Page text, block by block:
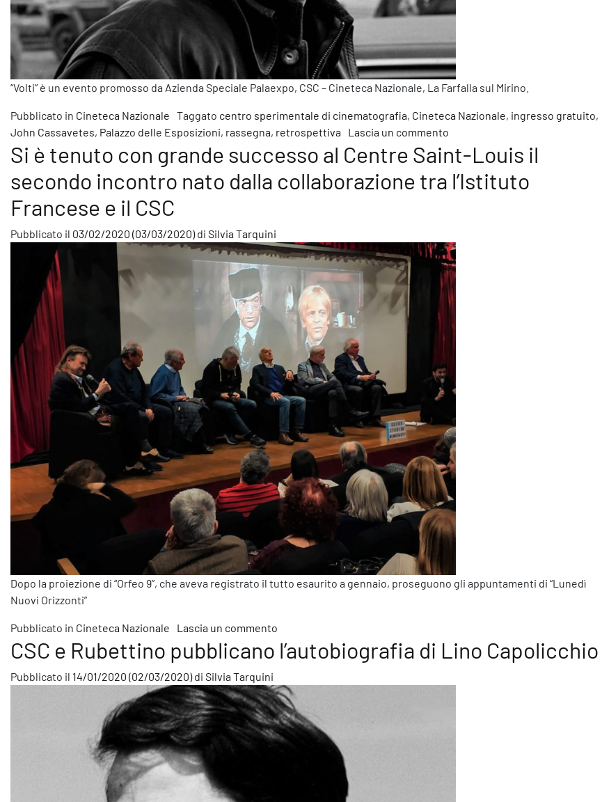
“Volti” è un evento promosso da Azienda Speciale Palaexpo, CSC – Cineteca Nazionale, La Farfalla sul Mirino.
Pubblicato in Cineteca Nazionale Taggato centro sperimentale di cinematografia, Cineteca Nazionale, ingresso gratuito,
John Cassavetes, Palazzo delle Esposizioni, rassegna, retrospettiva Lascia un commento su Dal 13 febbraio al 14 marzo,
Si è tenuto con grande successo al Centre Saint-Louis il
secondo incontro nato dalla collaborazione tra l’Istituto
Francese e il CSC
Pubblicato il 03/02/2020 (03/03/2020)di Silvia Tarquini
Dopo la proiezione di “Orfeo 9”, che aveva registrato il tutto esaurito a gennaio, proseguono gli appuntamenti di “Lunedì
Nuovi Orizzonti”
Pubblicato in Cineteca Nazionale Lascia un commento su Si è tenuto con grande successo al Centre Saint-Louis il
CSC e Rubettino pubblicano l’autobiografia di Lino Capolicchio
Pubblicato il 14/01/2020 (02/03/2020)di Silvia Tarquini